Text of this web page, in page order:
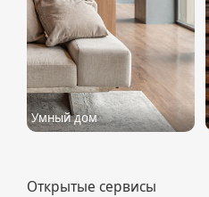
Умный дом
Открытые сервисы